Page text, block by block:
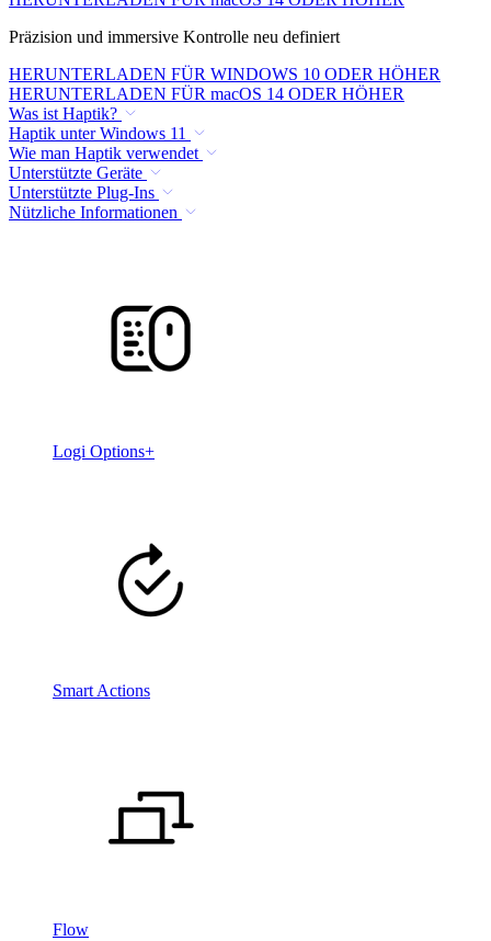
Präzision und immersive Kontrolle neu definiert
HERUNTERLADEN FÜR WINDOWS 10 ODER HÖHER
HERUNTERLADEN FÜR macOS 14 ODER HÖHER
Was ist Haptik?
Haptik unter Windows 11
Wie man Haptik verwendet
Unterstützte Geräte
Unterstützte Plug-Ins
Nützliche Informationen
Logi Options+
Smart Actions
Flow